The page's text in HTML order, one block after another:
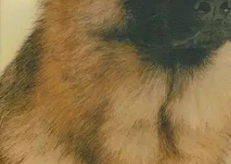
Best of Breed on englanninkielinen,
on tuotettu asiantuntijatiimin
koiraroduista ja sen sisällön ovat
ammattikasvattajat ja pitkäaikaiset
perusteellisesti yhden koirarodun.
kasvattajille. Tämä opas tarjoaa
saksanpaimenkoirasta, rodun
käyttäytymisestä, koiran
ruokinnasta ja ravitsemuksesta sekä